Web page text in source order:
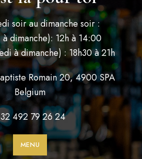
soir au dimanche soir :
dimanche): 12h à 14:00
à dimanche) : 18h30 à 21h
Romain 20, 4900 SPA
Belgium
492 79 26 24
MENU